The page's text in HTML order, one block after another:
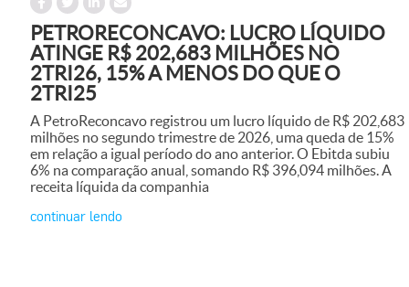
PETRORECONCAVO: LUCRO LÍQUIDO
ATINGE R$ 202,683 MILHÕES NO
2TRI26, 15% A MENOS DO QUE O
2TRI25
A PetroReconcavo registrou um lucro líquido de R$ 202,683
milhões no segundo trimestre de 2026, uma queda de 15%
em relação a igual período do ano anterior. O Ebitda subiu
6% na comparação anual, somando R$ 396,094 milhões. A
receita líquida da companhia
continuar lendo